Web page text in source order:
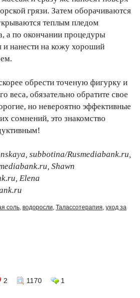
грязи. Затем оборачиваются
теплым пледом
а по окончании процедуры
и нанести на кожу хороший
обрести точеную фигурку и
веса, обязательно обратите свое
но невероятно эффективные
сомнений, это знакомство
subbotina/Rusmediabank.ru,
Shawn
Elena
соль, водоросли, Талассотерапия, уход за
2 1170 1